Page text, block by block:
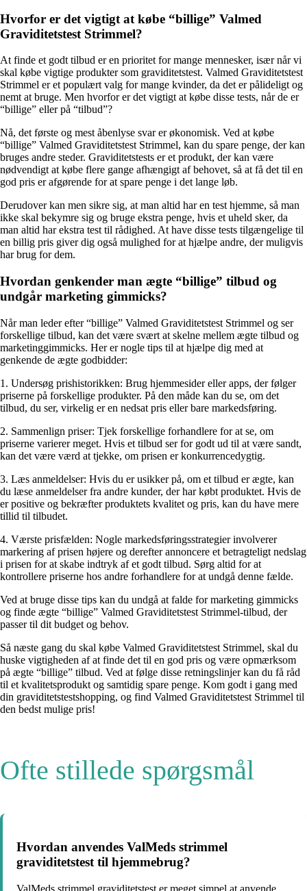
Hvorfor er det vigtigt at købe “billige” Valmed
Graviditetstest Strimmel?
At finde et godt tilbud er en prioritet for mange mennesker, især når vi
skal købe vigtige produkter som graviditetstest. Valmed Graviditetstest
Strimmel er et populært valg for mange kvinder, da det er pålideligt og
nemt at bruge. Men hvorfor er det vigtigt at købe disse tests, når de er
“billige” eller på “tilbud”?
Nå, det første og mest åbenlyse svar er økonomisk. Ved at købe
“billige” Valmed Graviditetstest Strimmel, kan du spare penge, der kan
bruges andre steder. Graviditetstests er et produkt, der kan være
nødvendigt at købe flere gange afhængigt af behovet, så at få det til en
god pris er afgørende for at spare penge i det lange løb.
Derudover kan men sikre sig, at man altid har en test hjemme, så man
ikke skal bekymre sig og bruge ekstra penge, hvis et uheld sker, da
man altid har ekstra test til rådighed. At have disse tests tilgængelige til
en billig pris giver dig også mulighed for at hjælpe andre, der muligvis
har brug for dem.
Hvordan genkender man ægte “billige” tilbud og
undgår marketing gimmicks?
Når man leder efter “billige” Valmed Graviditetstest Strimmel og ser
forskellige tilbud, kan det være svært at skelne mellem ægte tilbud og
marketinggimmicks. Her er nogle tips til at hjælpe dig med at
genkende de ægte godbidder:
1. Undersøg prishistorikken: Brug hjemmesider eller apps, der følger
priserne på forskellige produkter. På den måde kan du se, om det
tilbud, du ser, virkelig er en nedsat pris eller bare markedsføring.
2. Sammenlign priser: Tjek forskellige forhandlere for at se, om
priserne varierer meget. Hvis et tilbud ser for godt ud til at være sandt,
kan det være værd at tjekke, om prisen er konkurrencedygtig.
3. Læs anmeldelser: Hvis du er usikker på, om et tilbud er ægte, kan
du læse anmeldelser fra andre kunder, der har købt produktet. Hvis de
er positive og bekræfter produktets kvalitet og pris, kan du have mere
tillid til tilbudet.
4. Værste prisfælden: Nogle markedsføringsstrategier involverer
markering af prisen højere og derefter annoncere et betragteligt nedslag
i prisen for at skabe indtryk af et godt tilbud. Sørg altid for at
kontrollere priserne hos andre forhandlere for at undgå denne fælde.
Ved at bruge disse tips kan du undgå at falde for marketing gimmicks
og finde ægte “billige” Valmed Graviditetstest Strimmel-tilbud, der
passer til dit budget og behov.
Så næste gang du skal købe Valmed Graviditetstest Strimmel, skal du
huske vigtigheden af at finde det til en god pris og være opmærksom
på ægte “billige” tilbud. Ved at følge disse retningslinjer kan du få råd
til et kvalitetsprodukt og samtidig spare penge. Kom godt i gang med
din graviditetstestshopping, og find Valmed Graviditetstest Strimmel til
den bedst mulige pris!
Ofte stillede spørgsmål
Hvordan anvendes ValMeds strimmel
graviditetstest til hjemmebrug?